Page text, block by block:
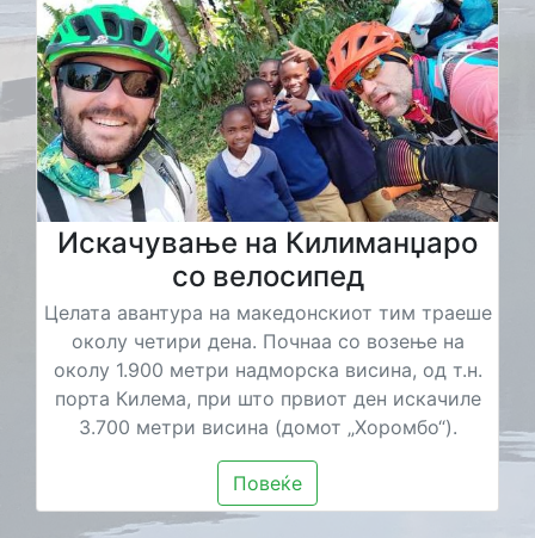
Искачување на Килиманџаро
со велосипед
Целата авантура на македонскиот тим траеше
околу четири дена. Почнаа со возење на
околу 1.900 метри надморска висина, од т.н.
порта Килема, при што првиот ден искачиле
3.700 метри висина (домот „Хоромбо“).
Повеќе